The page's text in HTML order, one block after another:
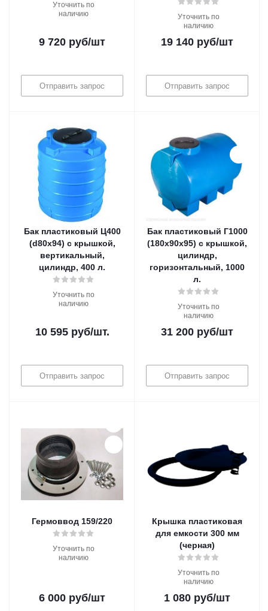
Уточнить по
наличию
9 720 руб/шт
Отправить запрос
Уточнить по
наличию
19 140 руб/шт
Отправить запрос
Бак пластиковый Ц400
(d80х94) с крышкой,
вертикальный,
цилиндр, 400 л.
Уточнить по
наличию
10 595руб/шт.
Отправить запрос
Бак пластиковый Г1000
(180х90х95) с крышкой,
цилиндр,
горизонтальный, 1000
л.
Уточнить по
наличию
31 200 руб/шт
Отправить запрос
Гермоввод 159/220
Уточнить по
наличию
6 000 руб/шт
Крышка пластиковая
для емкости 300 мм
(черная)
Уточнить по
наличию
1 080 руб/шт